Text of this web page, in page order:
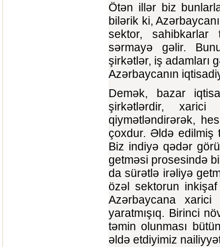
Ötən illər biz
bilərik ki,
sektor, sahibkarlar
sərmayə gəlir.
şirkətlər, iş adamları
Azərbaycanın
Demək, bazar
şirkətlərdir, xarici
qiymətləndirərək,
çoxdur. Əldə edilmiş
Biz indiyə qədər
getməsi prosesində
da sürətlə irəliyə
özəl sektorun inkişaf
Azərbaycana
yaratmışıq. Birinci
təmin olunması
əldə etdiyimiz